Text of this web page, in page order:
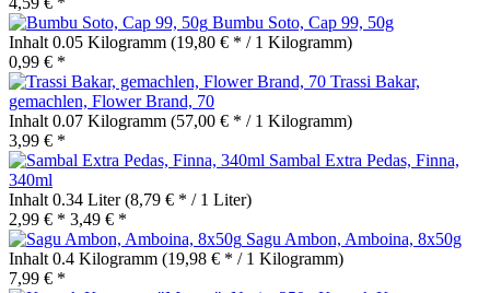
Bumbu Soto, Cap 99, 50g
Inhalt 0.05 Kilogramm (19,80 € * / 1 Kilogramm)
0,99 € *
Trassi Bakar,
gemachlen, Flower Brand, 70
Inhalt 0.07 Kilogramm (57,00 € * / 1 Kilogramm)
3,99 € *
Sambal Extra Pedas, Finna,
340ml
Inhalt 0.34 Liter(8,79 € * / 1 Liter)
2,99 € * 3,49 € *
Sagu Ambon, Amboina, 8x50g
Inhalt 0.4 Kilogramm (19,98 € * / 1 Kilogramm)
7,99 € *